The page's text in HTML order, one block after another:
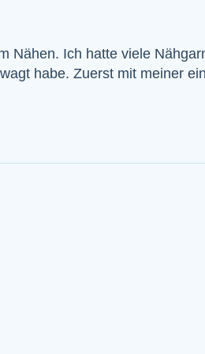
Nähen. Ich hatte viele
habe. Zuerst mit meiner